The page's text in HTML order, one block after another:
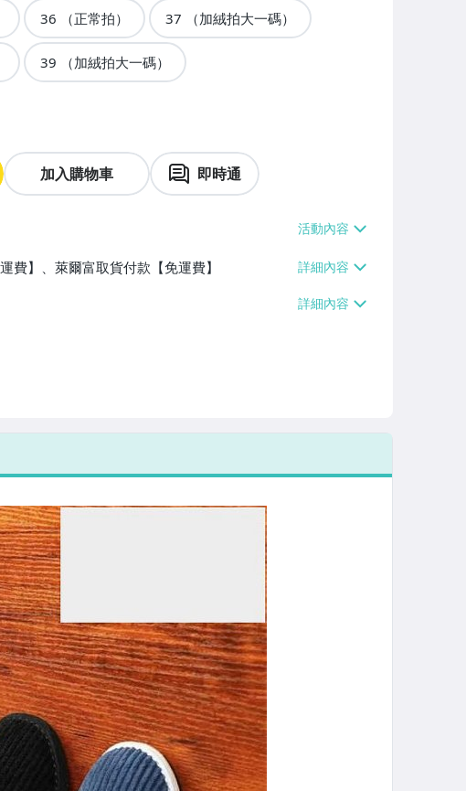
36 （正常拍） 37 （加絨拍大一碼）
39 （加絨拍大一碼）
加入購物車 即時通
費】、萊爾富取貨付款【免運費】
次！